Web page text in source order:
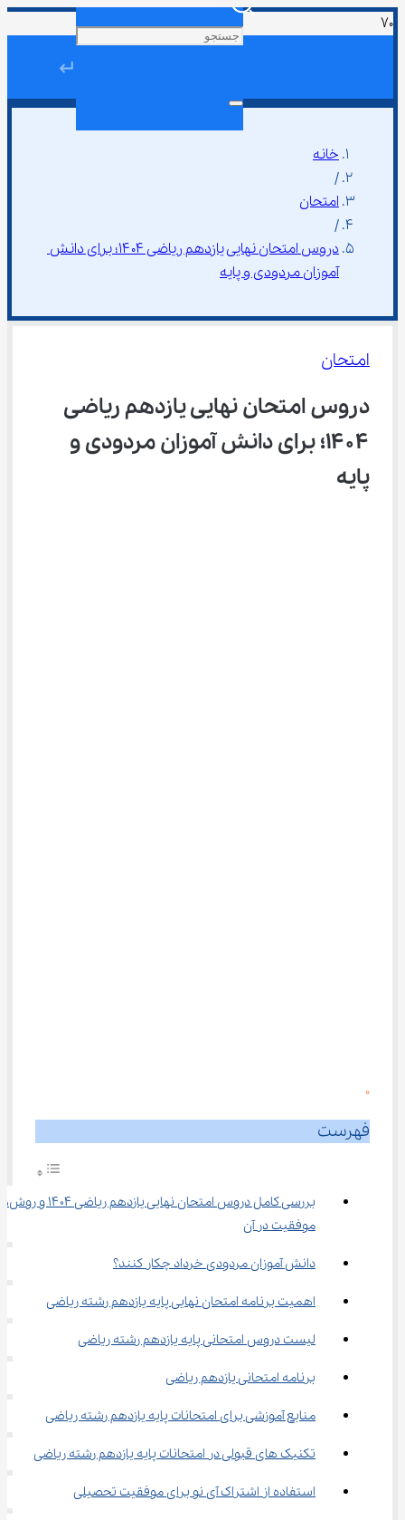
↵
خانه
/
امتحان
/
دروس امتحان نهایی یازدهم ریاضی ۱۴۰۴؛ برای دانش
آموزان مردودی و پایه
امتحان
دروس امتحان نهایی یازدهم ریاضی
۱۴۰۴؛ برای دانش آموزان مردودی و
پایه
0
فهرست
بررسی کامل
موفقیت در آن‌
دانش‌ آموزان مردودی خرداد چکار کنند؟
اهمیت برنامه امتحان نهایی پایه یازدهم رشته ریاضی
لیست دروس امتحانی پایه یازدهم رشته ریاضی
برنامه امتحانی یازدهم ریاضی
منابع آموزشی برای امتحانات پایه یازدهم رشته ریاضی
تکنیک‌ های قبولی در امتحانات پایه یازدهم رشته ریاضی
استفاده از اشتراک آی نو برای موفقیت تحصیلی